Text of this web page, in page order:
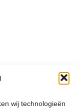
wij technologieën